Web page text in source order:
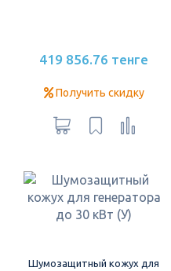
419 856.76 тенге
Получить скидку
Шумозащитный кожух для